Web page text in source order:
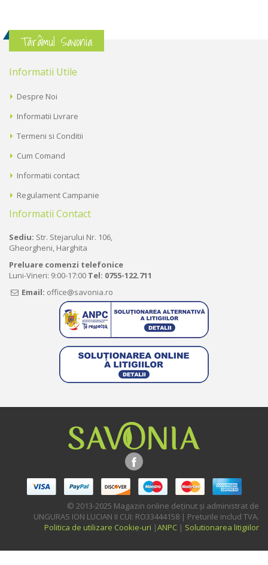
Tărâmul Savonia
Informatii Utile
Despre Noi
Informatii Livrare
Termeni si Conditii
Cum Comand
Informatii contact
Regulament Campanie
Informatii Contact
Sediu: Str. Stejarului Nr. 106,
Gheorgheni, Harghita
Preluare comenzi telefonice
Luni-Vineri: 9:00-17:00 Tel: 0755-122.711
Email: office@savonia.ro
© 2013-2025 Magazin online deţinut şi administrat de
UNGURAS ION LUCIAN II CUI: RO33444158 | Preturile includ TVA.
Politica de utilizare Cookie-uri |ANPC | Solutionarea litigiilor